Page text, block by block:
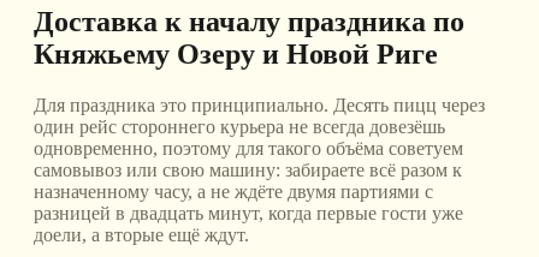
Доставка к началу праздника по
Княжьему Озеру и Новой Риге
Для праздника это принципиально. Десять пицц через
один рейс стороннего курьера не всегда довезёшь
одновременно, поэтому для такого объёма советуем
самовывоз или свою машину: забираете всё разом к
назначенному часу, а не ждёте двумя партиями с
разницей в двадцать минут, когда первые гости уже
доели, а вторые ещё ждут.